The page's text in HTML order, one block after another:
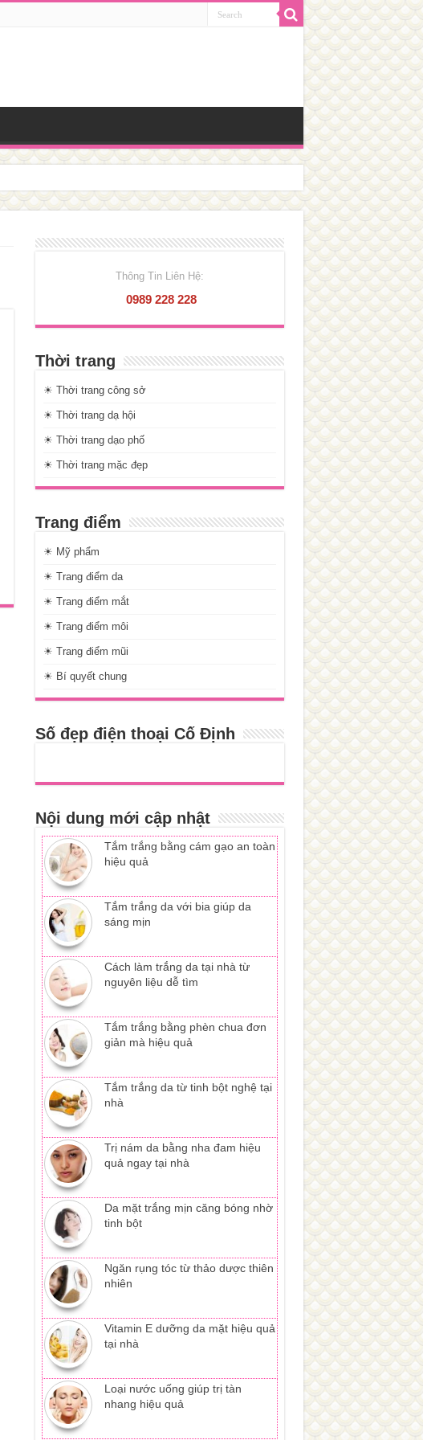
Thông Tin Liên Hệ:
0989 228 228
Thời trang
☀ Thời trang công sở
☀ Thời trang dạ hội
☀ Thời trang dạo phố
☀ Thời trang mặc đẹp
Trang điểm
☀ Mỹ phẩm
☀ Trang điểm da
☀ Trang điểm mắt
☀ Trang điểm môi
☀ Trang điểm mũi
☀ Bí quyết chung
Số đẹp điện thoại Cố Định
Nội dung mới cập nhật
Tắm trắng bằng cám gạo an toàn
hiệu quả
Tắm trắng da với bia giúp da
sáng mịn
Cách làm trắng da tại nhà từ
nguyên liệu dễ tìm
Tắm trắng bằng phèn chua đơn
giản mà hiệu quả
Tắm trắng da từ tinh bột nghệ tại
nhà
Trị nám da bằng nha đam hiệu
quả ngay tại nhà
Da mặt trắng mịn căng bóng nhờ
tinh bột
Ngăn rụng tóc từ thảo dược thiên
nhiên
Vitamin E dưỡng da mặt hiệu quả
tại nhà
Loại nước uống giúp trị tàn
nhang hiệu quả